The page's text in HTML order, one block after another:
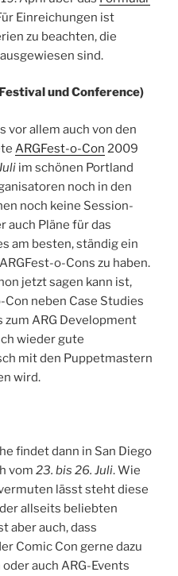
Einreichungen ist
zu beachten, die
sind.
und Conference)
vor allem auch von den
ARGFest-o-Con 2009
im schönen Portland
noch in den
noch keine Session-
auch Pläne für das
am besten, ständig ein
o-Cons zu haben.
jetzt sagen kann ist,
Con neben Case Studies
ARG Development
wieder gute
mit den Puppetmastern
wird.
findet dann in San Diego
vom 23. bis 26. Juli. Wie
lässt steht diese
allseits beliebten
aber auch, dass
Comic Con gerne dazu
auch ARG-Events